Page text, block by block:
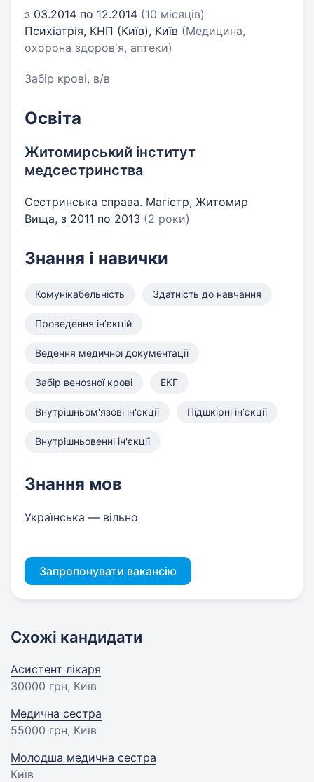
з 03.2014 по 12.2014 (10 місяців)
Психіатрія, КНП (Київ), Київ (Медицина,
охорона здоров'я, аптеки)
Забір крові, в/в
Освіта
Житомирський інститут
медсестринства
Сестринська справа. Магістр, Житомир
Вища, з 2011 по 2013 (2 роки)
Знання і навички
Комунікабельність Здатність до навчання
Проведення інʼєкцій
Ведення медичної документації
Забір венозної крові ЕКГ
Внутрішньом'язові ін'єкції Підшкірні інʼєкції
Внутрішньовенні ін'єкції
Знання мов
Українська — вільно
Запропонувати вакансію
Схожі кандидати
Асистент лікаря
30000 грн, Київ
Медична сестра
55000 грн, Київ
Молодша медична сестра
Київ